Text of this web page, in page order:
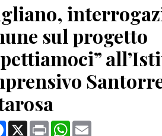
sul progetto
Facebook
X Print WhatsApp